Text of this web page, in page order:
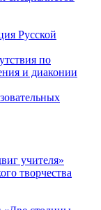
Русской
по
и диаконии
учителя»
творчества